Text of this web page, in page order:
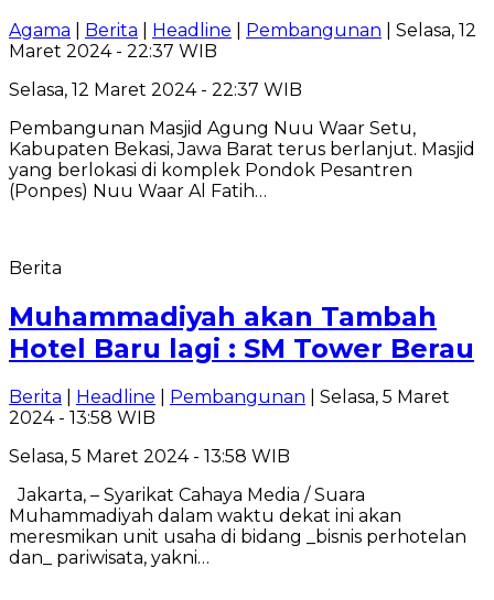
Agama Berita Headline Pembangunan | Selasa, 12
Maret 2024 - 22:37 WIB
Selasa, 12 Maret 2024 - 22:37 WIB
Pembangunan Masjid Agung Nuu Waar Setu,
Kabupaten Bekasi, Jawa Barat terus berlanjut. Masjid
yang berlokasi di komplek Pondok Pesantren
(Ponpes) Nuu Waar Al Fatih…
Berita
Muhammadiyah akan Tambah
Hotel Baru lagi : SM Tower Berau
Berita Headline Pembangunan | Selasa, 5 Maret
2024 - 13:58 WIB
Selasa, 5 Maret 2024 - 13:58 WIB
Jakarta, – Syarikat Cahaya Media / Suara
Muhammadiyah dalam waktu dekat ini akan
meresmikan unit usaha di bidang _bisnis perhotelan
dan_ pariwisata, yakni…